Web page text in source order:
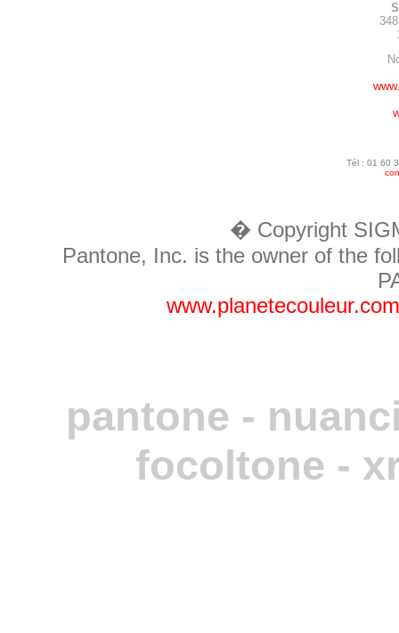
Tél : 01 60
� Copyright
Pantone, Inc. is the owner of the
www.planetecouleur.com
pantone -
focoltone -